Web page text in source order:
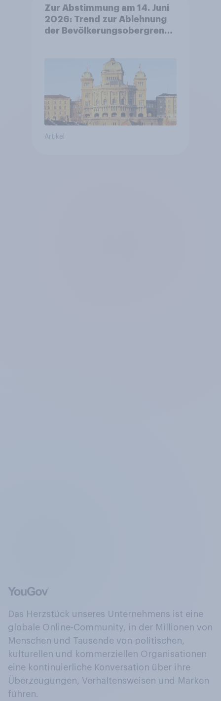
Zur Abstimmung am 14. Juni
2026: Trend zur Ablehnung
der Bevölkerungsobergrenze
Zivildienstgesetz sinken
Artikel
Das Herzstück unseres Unternehmens ist eine
globale Online-Community, in der Millionen von
Menschen und Tausende von politischen,
kulturellen und kommerziellen Organisationen
eine kontinuierliche Konversation über ihre
Überzeugungen, Verhaltensweisen und Marken
führen.